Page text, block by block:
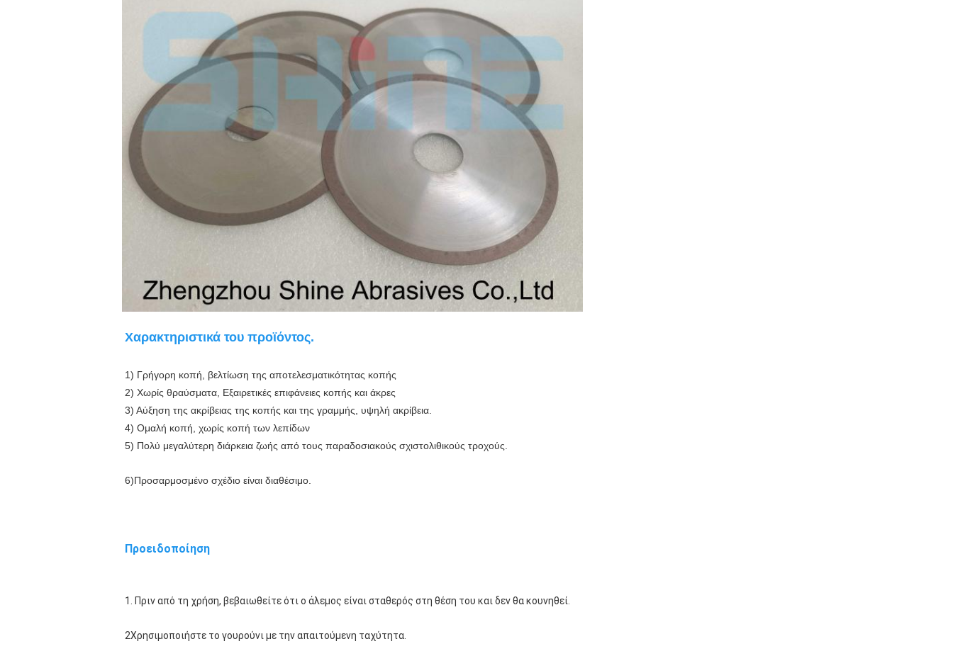
Χαρακτηριστικά του προϊόντος.
1) Γρήγορη κοπή, βελτίωση της αποτελεσματικότητας κοπής
2) Χωρίς θραύσματα, Εξαιρετικές επιφάνειες κοπής και άκρες
3) Αύξηση της ακρίβειας της κοπής και της γραμμής, υψηλή ακρίβεια.
4) Ομαλή κοπή, χωρίς κοπή των λεπίδων
5) Πολύ μεγαλύτερη διάρκεια ζωής από τους παραδοσιακούς σχιστολιθικούς τροχούς.
6)Προσαρμοσμένο σχέδιο είναι διαθέσιμο.
Προειδοποίηση
1. Πριν από τη χρήση, βεβαιωθείτε ότι ο άλεμος είναι σταθερός στη θέση του και δεν θα κουνηθεί.
2Χρησιμοποιήστε το γουρούνι με την απαιτούμενη ταχύτητα.